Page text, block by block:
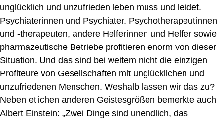
unglücklich und unzufrieden leben muss und leidet.
Psychiaterinnen und Psychiater, Psychotherapeutinnen
und -therapeuten, andere Helferinnen und Helfer sowie
pharmazeutische Betriebe profitieren enorm von dieser
Situation. Und das sind bei weitem nicht die einzigen
Profiteure von Gesellschaften mit unglücklichen und
unzufriedenen Menschen. Weshalb lassen wir das zu?
Neben etlichen anderen Geistesgrößen bemerkte auch
Albert Einstein: „Zwei Dinge sind unendlich, das